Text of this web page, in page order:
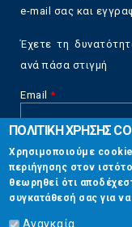
e-mail σας και
Έχετε τη
ανά πάσα στιγμή
Email *
CAPTCHA
This
question is
for testing
whether or
not you are a
Επικοινωνία
Στουρνάρη 17,
ΠΟΛΙΤΙΚΗ ΧΡΗΣΗΣ
Χρησιμοποιούμε
περιήγησης στον
θεωρηθεί ότι
συγκατάθεσή σας για
Αναγκαία